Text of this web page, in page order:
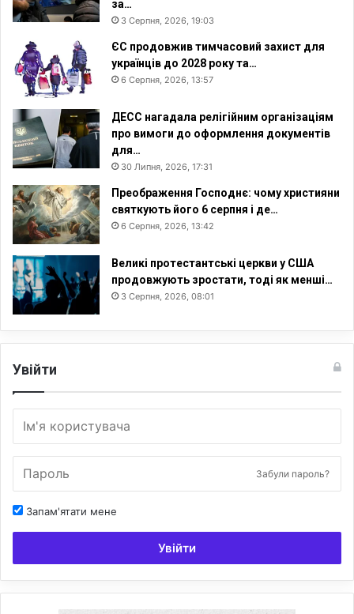
за…
3 Серпня, 2026, 19:03
ЄС продовжив тимчасовий захист для
українців до 2028 року та…
6 Серпня, 2026, 13:57
ДЕСС нагадала релігійним організаціям
про вимоги до оформлення документів
для…
30 Липня, 2026, 17:31
Преображення Господнє: чому християни
святкують його 6 серпня і де…
6 Серпня, 2026, 13:42
Великі протестантські церкви у США
продовжують зростати, тоді як менші…
3 Серпня, 2026, 08:01
Увійти
Забули пароль?
Запам'ятати мене
Увійти